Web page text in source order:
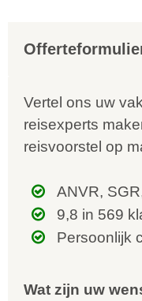
Vertel ons uw
reisexperts
reisvoorstel op
ANVR,
9,8 in 569
Persoonlijk
Wat zijn uw